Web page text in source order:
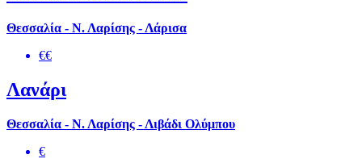
Θεσσαλία - Ν. Λαρίσης - Λάρισα
€€
Λανάρι
Θεσσαλία - Ν. Λαρίσης - Λιβάδι Ολύμπου
€